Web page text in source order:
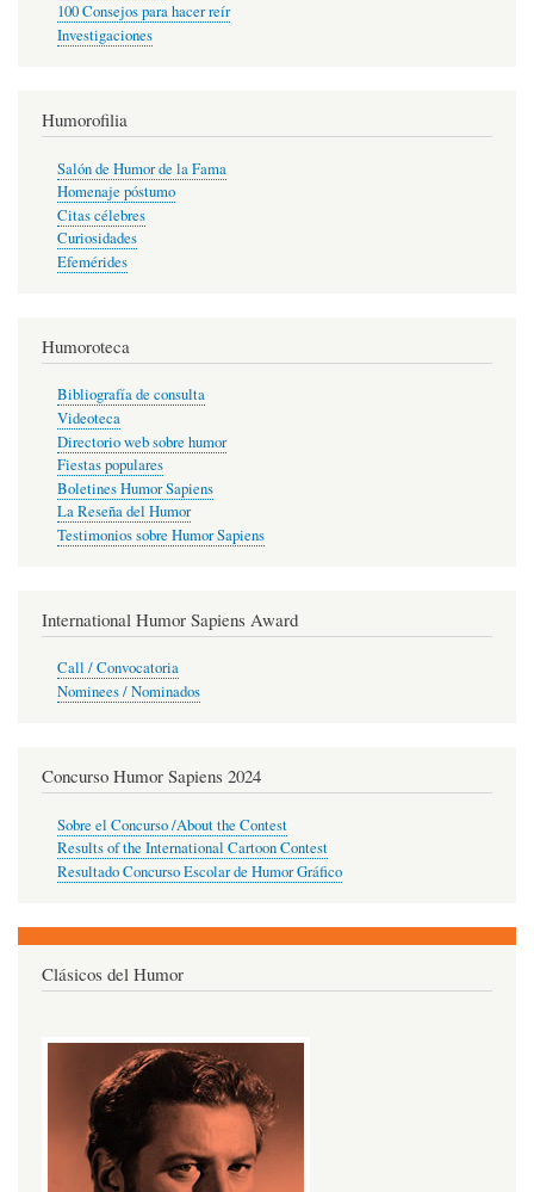
100 Consejos para hacer reír
Investigaciones
Humorofilia
Salón de Humor de la Fama
Homenaje póstumo
Citas célebres
Curiosidades
Efemérides
Humoroteca
Bibliografía de consulta
Videoteca
Directorio web sobre humor
Fiestas populares
Boletines Humor Sapiens
La Reseña del Humor
Testimonios sobre Humor Sapiens
International Humor Sapiens Award
Call / Convocatoria
Nominees / Nominados
Concurso Humor Sapiens 2024
Sobre el Concurso /About the Contest
Results of the International Cartoon Contest
Resultado Concurso Escolar de Humor Gráfico
Clásicos del Humor